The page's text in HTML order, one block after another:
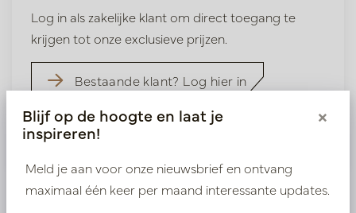
Log in als zakelijke klant om direct toegang te
krijgen tot onze exclusieve prijzen.
Bestaande klant? Log hier in
Nieuw? Registreer hier
Blijf op de hoogte en laat je
inspireren!
×
Meld je aan voor onze nieuwsbrief en ontvang
maximaal één keer per maand interessante updates.